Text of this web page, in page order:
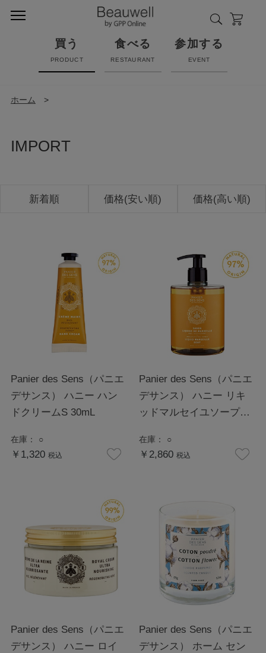
買う
PRODUCT
食べる
RESTAURANT
参加する
EVENT
ホーム >
IMPORT
新着順 価格(安い順) 価格(高い順)
Panier des Sens（パニエ
デサンス） ハニー ハン
ドクリームS 30mL
在庫： ○
￥1,320 税込
Panier des Sens（パニエ
デサンス） ハニー リキ
ッドマルセイユソープ
在庫： ○
￥2,860 税込
Panier des Sens（パニエ
デサンス） ハニー ロイ
Panier des Sens（パニエ
デサンス） ホーム セン